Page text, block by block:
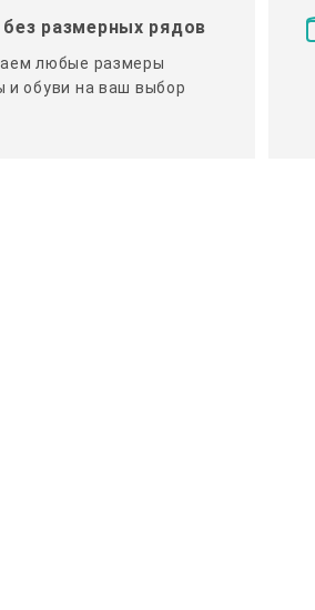
размерных рядов
любые размеры
и обуви на ваш выбор